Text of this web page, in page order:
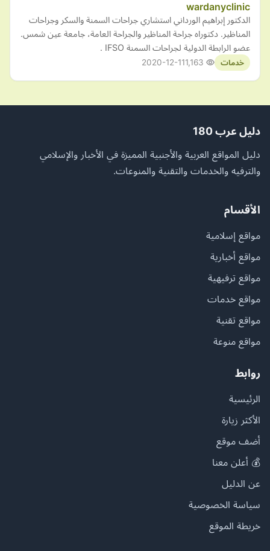
wardanyclinic
الدكتور إبراهيم الورداني استشاري جراحات السمنة والسكر وجراحات
المناظير. دكتوراه جراحة المناظير والجراحة العامة، جامعة عين شمس.
عضو الرابطة الدولية لجراحات السمنة IFSO .
خدمات 2020-12-11
دليل عرب 180
دليل المواقع العربية والأجنبية المميزة في الأخبار والإسلامي
والترفيه والخدمات والتقنية والمنوعات.
الأقسام
مواقع إسلامية
مواقع أخبارية
مواقع ترفيهية
مواقع خدمات
مواقع تقنية
مواقع منوعة
روابط
الرئيسية
الأكثر زيارة
أضف موقع
💰 أعلن معنا
عن الدليل
سياسة الخصوصية
خريطة الموقع